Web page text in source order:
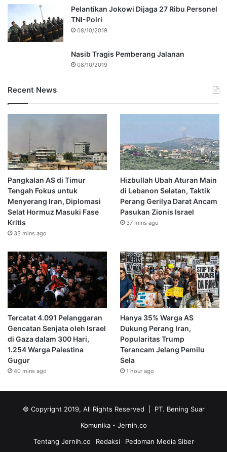
Pelantikan Jokowi Dijaga 27 Ribu Personel
TNI-Polri
08/10/2019
Nasib Tragis Pemberang Jalanan
08/10/2019
Recent News
Pangkalan AS di Timur
Tengah Fokus untuk
Menyerang Iran, Diplomasi
Selat Hormuz Masuki Fase
Kritis
33 mins ago
Hizbullah Ubah Aturan Main
di Lebanon Selatan, Taktik
Perang Gerilya Darat Ancam
Pasukan Zionis Israel
37 mins ago
Tercatat 4.091 Pelanggaran
Gencatan Senjata oleh Israel
di Gaza dalam 300 Hari,
1.254 Warga Palestina
Gugur
40 mins ago
Hanya 35% Warga AS
Dukung Perang Iran,
Popularitas Trump
Terancam Jelang Pemilu
Sela
1 hour ago
© Copyright 2019, All Rights Reserved | PT. Bening Suar
Komunika - Jernih.co
Tentang Jernih.co
Redaksi Pedoman Media Siber